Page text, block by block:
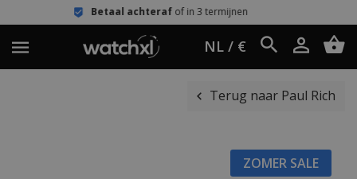
of in 3 termijnen
NL / €
Terug naar Paul Rich
ZOMER SALE